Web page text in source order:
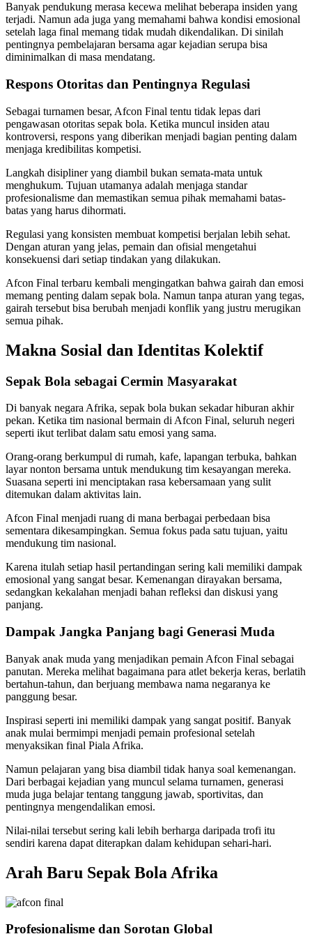
Banyak pendukung merasa kecewa melihat beberapa insiden yang
terjadi. Namun ada juga yang memahami bahwa kondisi emosional
setelah laga final memang tidak mudah dikendalikan. Di sinilah
pentingnya pembelajaran bersama agar kejadian serupa bisa
diminimalkan di masa mendatang.
Respons Otoritas dan Pentingnya Regulasi
Sebagai turnamen besar, Afcon Final tentu tidak lepas dari
pengawasan otoritas sepak bola. Ketika muncul insiden atau
kontroversi, respons yang diberikan menjadi bagian penting dalam
menjaga kredibilitas kompetisi.
Langkah disipliner yang diambil bukan semata-mata untuk
menghukum. Tujuan utamanya adalah menjaga standar
profesionalisme dan memastikan semua pihak memahami batas-
batas yang harus dihormati.
Regulasi yang konsisten membuat kompetisi berjalan lebih sehat.
Dengan aturan yang jelas, pemain dan ofisial mengetahui
konsekuensi dari setiap tindakan yang dilakukan.
Afcon Final terbaru kembali mengingatkan bahwa gairah dan emosi
memang penting dalam sepak bola. Namun tanpa aturan yang tegas,
gairah tersebut bisa berubah menjadi konflik yang justru merugikan
semua pihak.
Makna Sosial dan Identitas Kolektif
Sepak Bola sebagai Cermin Masyarakat
Di banyak negara Afrika, sepak bola bukan sekadar hiburan akhir
pekan. Ketika tim nasional bermain di Afcon Final, seluruh negeri
seperti ikut terlibat dalam satu emosi yang sama.
Orang-orang berkumpul di rumah, kafe, lapangan terbuka, bahkan
layar nonton bersama untuk mendukung tim kesayangan mereka.
Suasana seperti ini menciptakan rasa kebersamaan yang sulit
ditemukan dalam aktivitas lain.
Afcon Final menjadi ruang di mana berbagai perbedaan bisa
sementara dikesampingkan. Semua fokus pada satu tujuan, yaitu
mendukung tim nasional.
Karena itulah setiap hasil pertandingan sering kali memiliki dampak
emosional yang sangat besar. Kemenangan dirayakan bersama,
sedangkan kekalahan menjadi bahan refleksi dan diskusi yang
panjang.
Dampak Jangka Panjang bagi Generasi Muda
Banyak anak muda yang menjadikan pemain Afcon Final sebagai
panutan. Mereka melihat bagaimana para atlet bekerja keras, berlatih
bertahun-tahun, dan berjuang membawa nama negaranya ke
panggung besar.
Inspirasi seperti ini memiliki dampak yang sangat positif. Banyak
anak mulai bermimpi menjadi pemain profesional setelah
menyaksikan final Piala Afrika.
Namun pelajaran yang bisa diambil tidak hanya soal kemenangan.
Dari berbagai kejadian yang muncul selama turnamen, generasi
muda juga belajar tentang tanggung jawab, sportivitas, dan
pentingnya mengendalikan emosi.
Nilai-nilai tersebut sering kali lebih berharga daripada trofi itu
sendiri karena dapat diterapkan dalam kehidupan sehari-hari.
Arah Baru Sepak Bola Afrika
Profesionalisme dan Sorotan Global